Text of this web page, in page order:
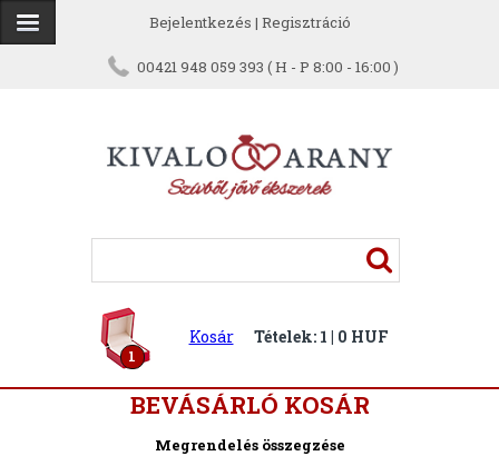
Bejelentkezés | Regisztráció
00421 948 059 393 ( H - P 8:00 - 16:00 )
1
Kosár Tételek: 1 | 0 HUF
BEVÁSÁRLÓ KOSÁR
Megrendelés összegzése